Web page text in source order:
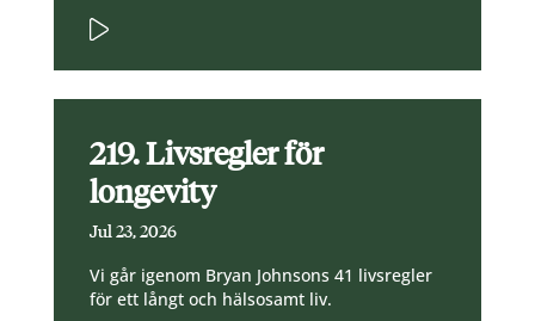
219. Livsregler för
longevity
Jul 23, 2026
Vi går igenom Bryan Johnsons 41 livsregler
för ett långt och hälsosamt liv.